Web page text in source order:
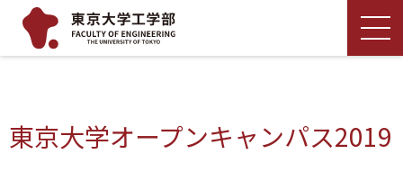
東京大学オープンキャンパス2019